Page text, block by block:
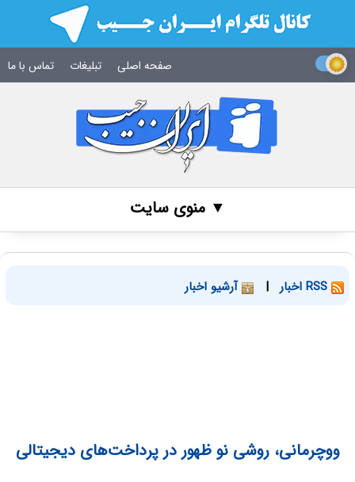
صفحه اصلی تبلیغات تماس با ما
▼ منوی سایت
| آرشیو اخبار
ووچرمانی، روشی‌ نو ظهور در پرداخت‌های دیجیتالی